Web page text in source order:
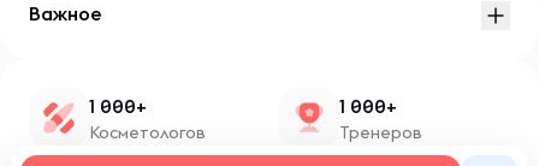
Важное
1 000+
Косметологов
1 000+
Тренеров